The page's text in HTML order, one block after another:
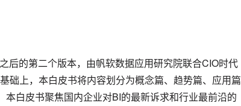
后的第二个版本，由帆软数据应用研究院联合CIO时代
础上，本白皮书将内容划分为概念篇、趋势篇、应用篇
白皮书聚焦国内企业对BI的最新诉求和行业最前沿的